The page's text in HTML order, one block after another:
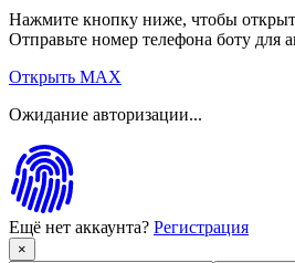
Нажмите кнопку ниже, чтобы
Отправьте номер телефона боту для
Открыть MAX
Ожидание авторизации...
Ещё нет аккаунта? Регистрация
×